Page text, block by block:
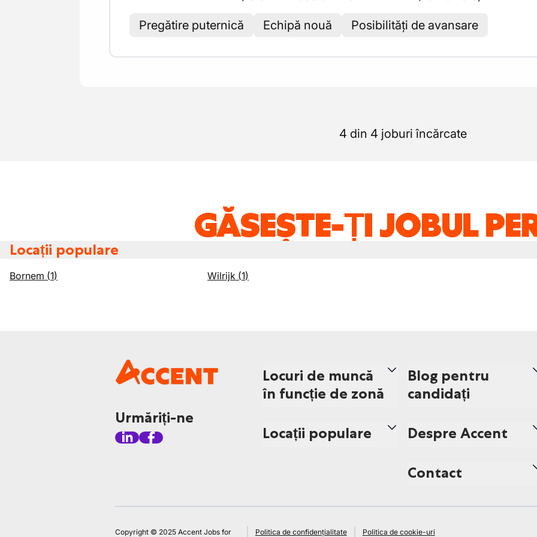
Pregătire puternică Echipă nouă Posibilități de avansare
4 din 4 joburi încărcate
GĂSEȘTE-ȚI JOBUL
Locații populare
Bornem (1) Wilrijk (1)
Urmăriți-ne
Locuri de muncă
în funcție de zonă
Locații populare
Blog pentru
candidați
Despre Accent
Contact
Copyright © 2025 Accent Jobs for Politica de confidențialitate Politica de cookie-uri